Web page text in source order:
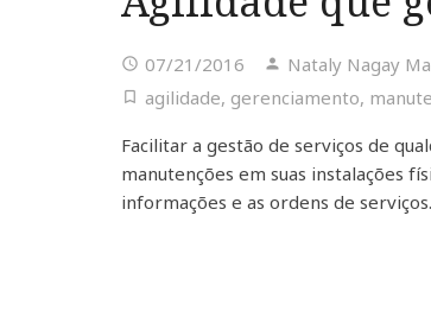
07/21/2016 Nataly Nagay
agilidade, gerenciamento,
Facilitar a gestão de serviços de
manutenções em suas instalações
informações e as ordens de